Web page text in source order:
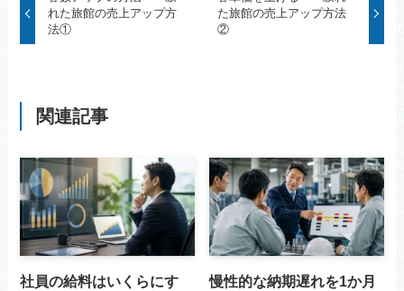
れた旅館の売上アップ方
法①
た旅館の売上アップ方法
②
関連記事
社員の給料はいくらにす
慢性的な納期遅れを1か月